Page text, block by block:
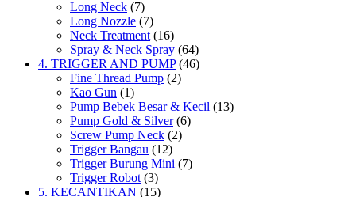
Long Neck (7)
Long Nozzle (7)
Neck Treatment (16)
Spray & Neck Spray (64)
4. TRIGGER AND PUMP (46)
Fine Thread Pump (2)
Kao Gun (1)
Pump Bebek Besar & Kecil (13)
Pump Gold & Silver (6)
Screw Pump Neck (2)
Trigger Bangau (12)
Trigger Burung Mini (7)
Trigger Robot (3)
5. KECANTIKAN (15)